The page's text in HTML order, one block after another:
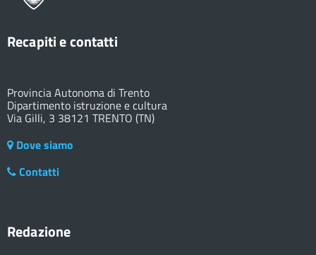
Recapiti e contatti
Provincia Autonoma di Trento
Dipartimento istruzione e cultura
Via Gilli, 3 38121 TRENTO (TN)
Dove siamo
Contatti
Redazione